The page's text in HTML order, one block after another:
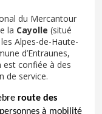
du Mercantour
la Cayolle (situé
Alpes-de-Haute-
d’Entraunes,
est confiée à des
de service.
route des
à mobilité